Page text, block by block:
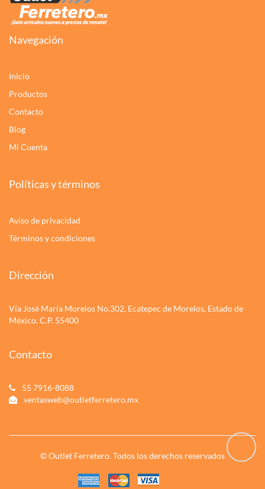
Navegación
Inicio
Productos
Contacto
Blog
Mi Cuenta
Políticas y términos
Aviso de privacidad
Términos y condiciones
Dirección
Vía José María Morelos No.302, Ecatepec de Morelos, Estado de
México. C.P. 55400
Contacto
55 7916-8088
ventasweb@outletferretero.mx
© Outlet Ferretero. Todos los derechos reservados